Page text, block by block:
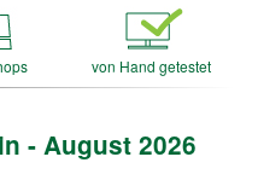
von Hand getestet
- August 2026